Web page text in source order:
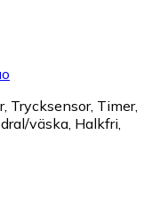
Trycksensor, Timer,
väska, Halkfri,